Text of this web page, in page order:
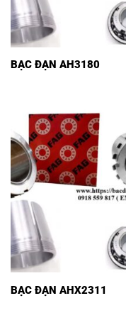
BẠC ĐẠN AH3180
BẠC ĐẠN AHX2311